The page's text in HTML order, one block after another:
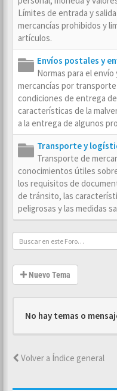
Límites de entrada y
mercancías prohibidos y
artículos.
Envíos postales y
Normas para el
mercancías por
condiciones de entrega
características de la
a la entrega de algunos
Transporte y
Transporte de
conocimientos útiles
los requisitos de
de tránsito, las
peligrosas y las medidas
Nuevo Tema
No hay temas o
Volver a Índice general